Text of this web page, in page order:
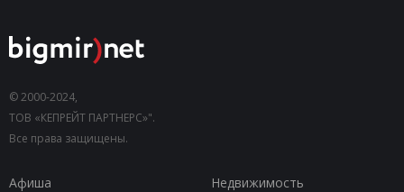
© 2000-2024,
ТОВ «КЕПРЕЙТ ПАРТНЕРС»".
Все права защищены.
Афиша
Недвижимость